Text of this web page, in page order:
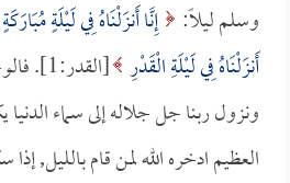
وسلم ليلاً: إِنَّا أَنزَلْنَاهُ فِي لَيْلَةٍ مُبَارَكَةٍ
أَنزَلْنَاهُ فِي لَيْلَةِ الْقَدْرِ [القدر:1]. فالوحي كان ليلاً.
ونزول ربنا جل جلاله إلى سماء
العظيم ادخره الله لمن قام